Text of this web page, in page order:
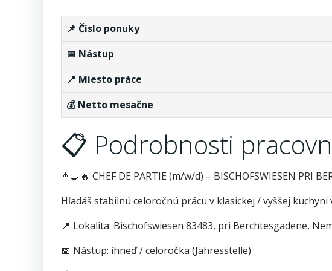
📌 Číslo ponuky
📅 Nástup
📍 Miesto práce
💰 Netto mesačne
📋 Podrobnosti
👨‍🍳🔥 CHEF DE PARTIE (m/w/d) – BISCHOFSWIESEN PRI
Hľadáš stabilnú celoročnú prácu v klasickej / vyššej
📍 Lokalita: Bischofswiesen 83483, pri Berchtesgadene,
📅 Nástup: ihneď / celoročka (Jahresstelle)